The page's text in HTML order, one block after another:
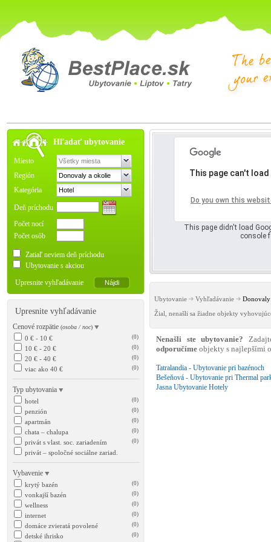
Hľadať ubytovanie
Miesto
Región
Kategória
Deň príchodu
Počet nocí
Počet osôb
Zatiaľ neviem deň príchodu
Ubytovanie s akciou
Upresnite vyhľadávanie
Upresnite vyhľadávanie
Cenové rozpätie (osoba / noc)
0 € - 10 € (0)
10 € - 20 € (0)
20 € - 40 € (0)
viac ako 40 € (0)
Typ ubytovania
hotel (0)
penzión (0)
apartmán (0)
chata – chalupa (0)
privát s vlast. soc. zariadením (0)
privát – spoločné sociálne zariad.
Vybavenie
krytý bazén (0)
vonkajší bazén (0)
wellness (0)
internet (0)
domáce zvieratá povolené (0)
detské ihrisko (0)
Oops!
This page didn't load
console
This page can't
Do you own this
Ubytovanie Vyhľadávanie
Žial, nenašli sa žiadne objekty
Nenašli ste ubytovanie?
odporučíme objekty s najlepšími
Tatralandia - Ubytovanie pri bazénoch
Bešeňová - Ubytovanie pri Thermal
Jasna Ubytovanie Hotely